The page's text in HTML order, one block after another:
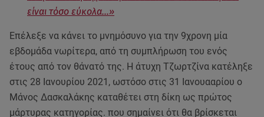
είναι τόσο εύκολα...»
Επέλεξε να κάνει το μνημόσυνο για την 9χρονη μία
εβδομάδα νωρίτερα, από τη συμπλήρωση του ενός
έτους από τον θάνατό της. Η άτυχη Τζωρτζίνα κατέληξε
στις 28 Ιανουρίου 2021, ωστόσο στις 31 Ιανουααρίου ο
Μάνος Δασκαλάκης καταθέτει στη δίκη ως πρώτος
μάρτυρας κατηγορίας. που σημαίνει ότι θα βρίσκεται